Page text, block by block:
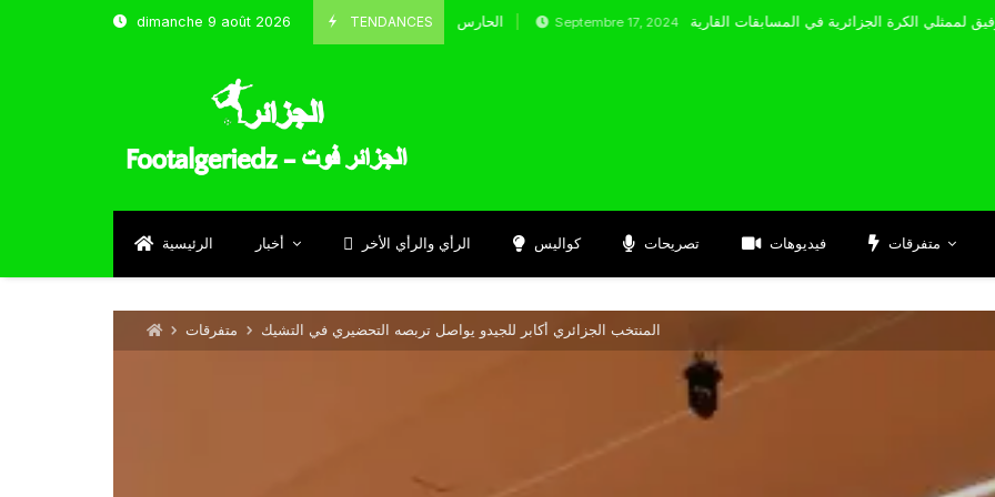
dimanche 9 août 2026 TENDANCES
الحارس بوحلفاية يتحدث عن طموحاته مع المنتخب و شباب قسنطينة Septembre 17, 2024
الرئيسية أخبار الرأي والرأي الأخر كواليس تصريحات فيديوهات متفرقات
متفرقات المنتخب الجزائري أكابر للجيدو يواصل تربصه التحضيري في التشيك